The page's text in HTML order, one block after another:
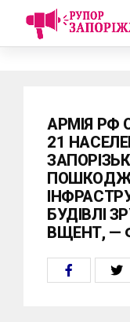
АРМІЯ РФ
21
БУДІВЛІ
ВЩЕНТ, —